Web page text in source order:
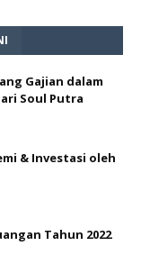
Gajian dalam
Soul Putra
& Investasi oleh
Tahun 2022